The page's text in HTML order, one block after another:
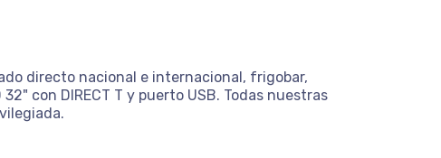
directo nacional e internacional, frigobar,
con DIRECT T y puerto USB. Todas nuestras